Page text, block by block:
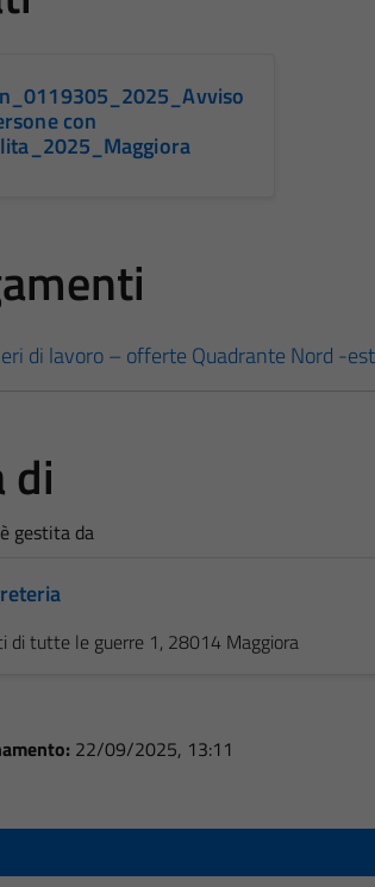
con
di lavoro – offerte Quadrante Nord -est
di
gestita da
di tutte le guerre 1, 28014 Maggiora
22/09/2025, 13:11